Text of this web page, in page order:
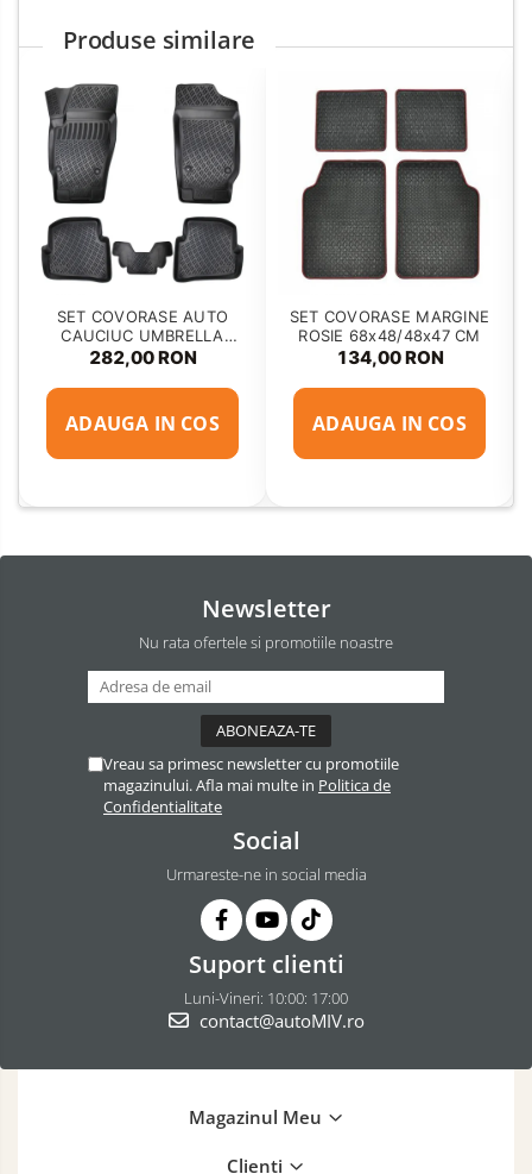
Produse similare
SET COVORASE AUTO
CAUCIUC UMBRELLA
PENTRU VW POLO V (6R /
6C / 61) 2009-2017
282,00 RON
ADAUGA IN COS
SET COVORASE MARGINE
ROSIE 68x48/48x47 CM
134,00 RON
ADAUGA IN COS
Newsletter
Nu rata ofertele si promotiile noastre
Vreau sa primesc newsletter cu promotiile
magazinului. Afla mai multe in Politica de
Confidentialitate
Social
Urmareste-ne in social media
Suport clienti
Luni-Vineri: 10:00: 17:00
contact@autoMIV.ro
Magazinul Meu
Clienti